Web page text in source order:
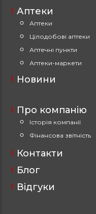
Аптеки
Аптеки
Цілодобові аптеки
Аптечні пункти
Аптеки-маркети
Про компанію
Історія компанії
Фінансова звітність
Контакти
Відгуки
Новини
Блог